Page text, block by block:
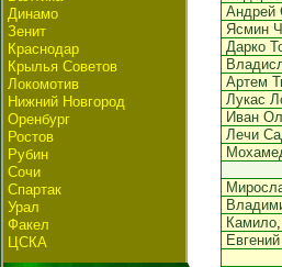
Динамо
Зенит
Краснодар
Крылья Советов
Локомотив
Нижний Новгород
Оренбург
Ростов
Рубин
Сочи
Спартак
Урал
Факел
ЦСКА
Андрей
Ясмин
Дарко
Артем
Лукас
Иван
Лечи
Камило